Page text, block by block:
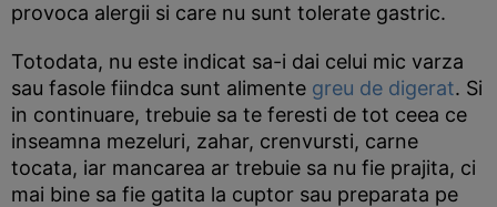
provoca alergii si care nu sunt tolerate gastric.
Totodata, nu este indicat sa-i dai celui mic varza
sau fasole fiindca sunt alimente greu de digerat. Si
in continuare, trebuie sa te feresti de tot ceea ce
inseamna mezeluri, zahar, crenvursti, carne
tocata, iar mancarea ar trebuie sa nu fie prajita, ci
mai bine sa fie gatita la cuptor sau preparata pe